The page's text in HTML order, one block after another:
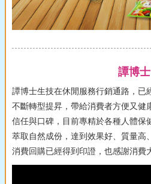
譚博士
譚博士生技在休閒服務行銷通路，已
不斷轉型提昇，帶給消費者方便又健
信任與口碑，目前專精於各種人體保
萃取自然成份，達到效果好、質量高
消費回購已經得到印證，也感謝消費